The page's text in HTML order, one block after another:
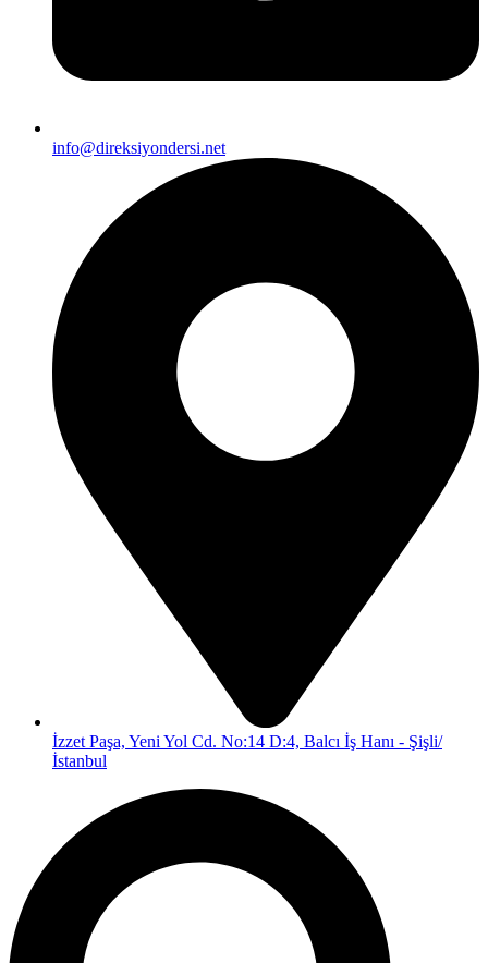
info@direksiyondersi.net
İzzet Paşa, Yeni Yol Cd. No:14 D:4, Balcı İş Hanı - Şişli/
İstanbul